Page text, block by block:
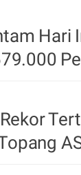
Hari